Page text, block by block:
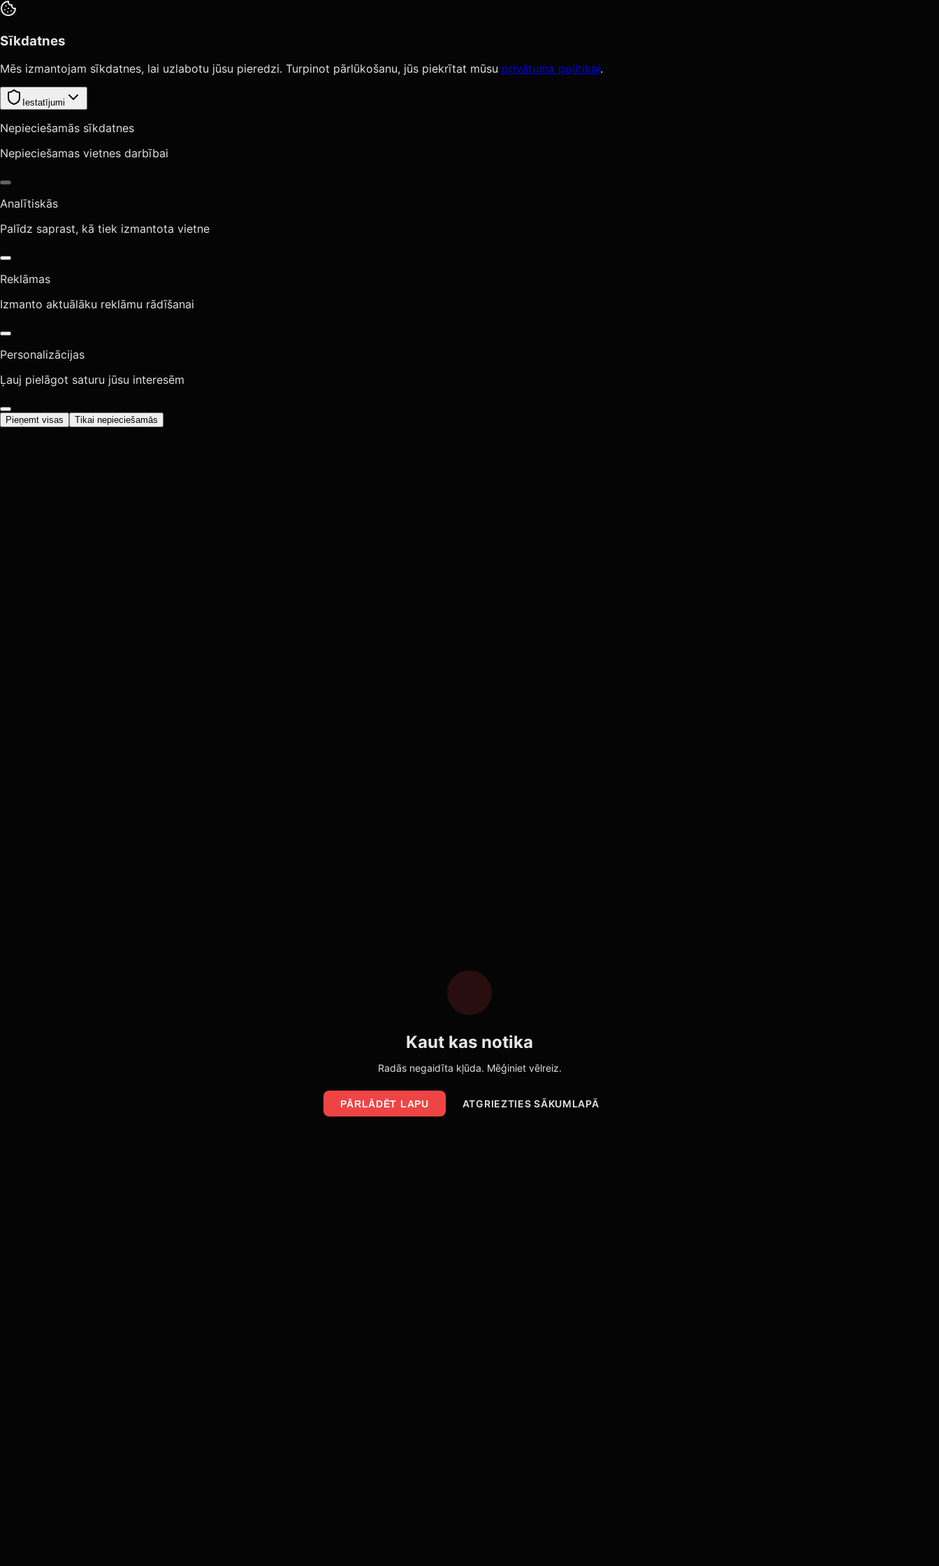
Sīkdatnes
Mēs izmantojam sīkdatnes, lai uzlabotu jūsu pieredzi. Turpinot pārlūkošanu, jūs piekrītat mūsu privātuma politikai.
Iestatījumi
Nepieciešamās sīkdatnes
Nepieciešamas vietnes darbībai
Analītiskās
Palīdz saprast, kā tiek izmantota vietne
Reklāmas
Izmanto aktuālāku reklāmu rādīšanai
Personalizācijas
Ļauj pielāgot saturu jūsu interesēm
Pieņemt visas Tikai nepieciešamās
Kaut kas notika
Radās negaidīta kļūda. Mēģiniet vēlreiz.
PĀRLĀDĒT LAPU ATGRIEZTIES SĀKUMLAPĀ